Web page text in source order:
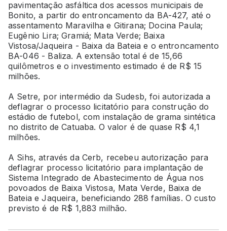
pavimentação asfáltica dos acessos municipais de
Bonito, a partir do entroncamento da BA-427, até o
assentamento Maravilha e Gitirana; Docina Paula;
Eugênio Lira; Gramiá; Mata Verde; Baixa
Vistosa/Jaqueira - Baixa da Bateia e o entroncamento
BA-046 - Baliza. A extensão total é de 15,66
quilômetros e o investimento estimado é de R$ 15
milhões.
A Setre, por intermédio da Sudesb, foi autorizada a
deflagrar o processo licitatório para construção do
estádio de futebol, com instalação de grama sintética
no distrito de Catuaba. O valor é de quase R$ 4,1
milhões.
A Sihs, através da Cerb, recebeu autorização para
deflagrar processo licitatório para implantação de
Sistema Integrado de Abastecimento de Água nos
povoados de Baixa Vistosa, Mata Verde, Baixa de
Bateia e Jaqueira, beneficiando 288 famílias. O custo
previsto é de R$ 1,883 milhão.